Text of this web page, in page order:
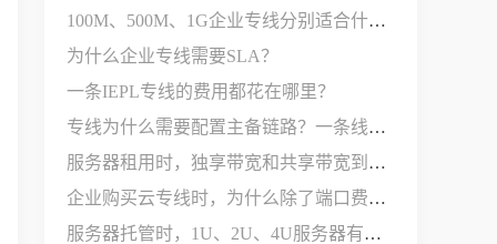
100M、500M、1G企业专线分别适合什么公司？
为什么企业专线需要SLA？
一条IEPL专线的费用都花在哪里？
专线为什么需要配置主备链路？一条线路不够用吗？
服务器租用时，独享带宽和共享带宽到底有什么区别？
企业购买云专线时，为什么除了端口费，还要支付接入费？
服务器托管时，1U、2U、4U服务器有什么区别？